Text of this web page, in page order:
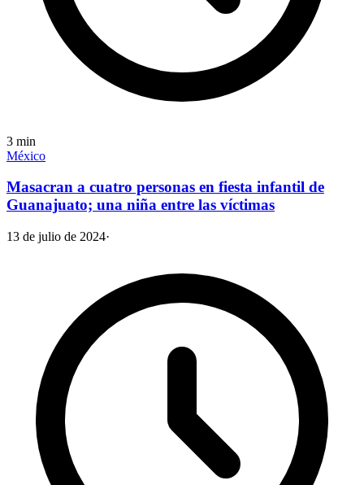
3 min
México
Masacran a cuatro personas en fiesta infantil de
Guanajuato; una niña entre las víctimas
13 de julio de 2024·